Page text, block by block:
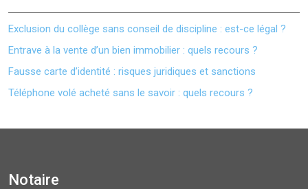
Exclusion du collège sans conseil de discipline : est-ce légal ?
Entrave à la vente d’un bien immobilier : quels recours ?
Fausse carte d’identité : risques juridiques et sanctions
Téléphone volé acheté sans le savoir : quels recours ?
Notaire